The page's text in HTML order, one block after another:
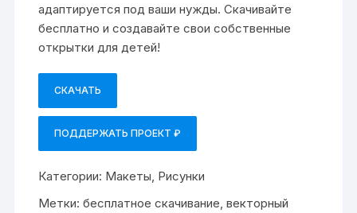
адаптируется под ваши нужды. Скачивайте
бесплатно и создавайте свои собственные
открытки для детей!
СКАЧАТЬ
ПОДДЕРЖАТЬ ПРОЕКТ ₽
Категории: Макеты Рисунки
Метки:бесплатное скачивание ,векторный